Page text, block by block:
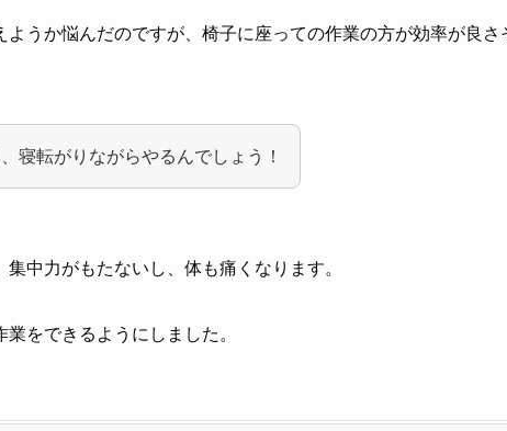
うか悩んだのですが、椅子に座っての作業の方が効率が良さ
寝転がりながらやるんでしょう！
中力がもたないし、体も痛くなります。
をできるようにしました。